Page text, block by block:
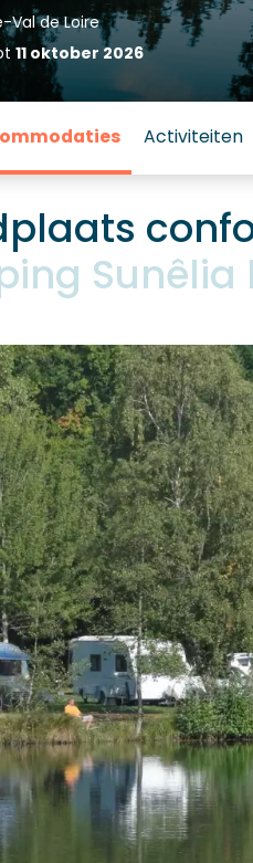
Val de Loire
11 oktober 2026
Activiteiten
Sunêlia